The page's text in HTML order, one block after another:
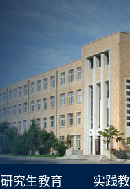
研究生教育 实践